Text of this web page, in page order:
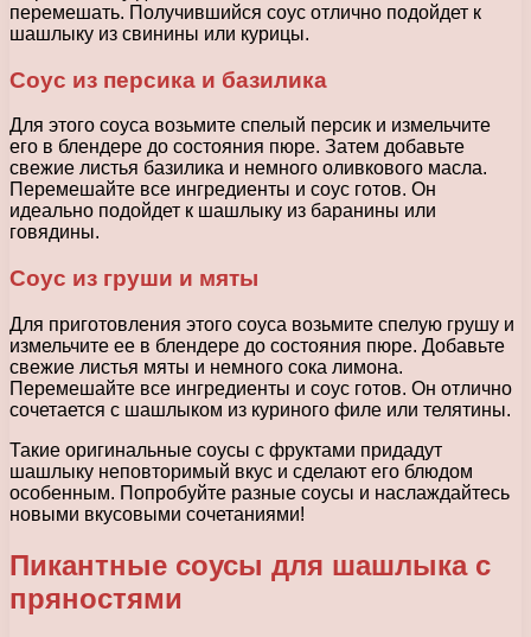
перемешать. Получившийся соус отлично подойдет к
шашлыку из свинины или курицы.
Соус из персика и базилика
Для этого соуса возьмите спелый персик и измельчите
его в блендере до состояния пюре. Затем добавьте
свежие листья базилика и немного оливкового масла.
Перемешайте все ингредиенты и соус готов. Он
идеально подойдет к шашлыку из баранины или
говядины.
Соус из груши и мяты
Для приготовления этого соуса возьмите спелую грушу и
измельчите ее в блендере до состояния пюре. Добавьте
свежие листья мяты и немного сока лимона.
Перемешайте все ингредиенты и соус готов. Он отлично
сочетается с шашлыком из куриного филе или телятины.
Такие оригинальные соусы с фруктами придадут
шашлыку неповторимый вкус и сделают его блюдом
особенным. Попробуйте разные соусы и наслаждайтесь
новыми вкусовыми сочетаниями!
Пикантные соусы для шашлыка с
пряностями